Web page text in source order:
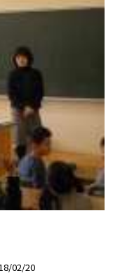
02/20